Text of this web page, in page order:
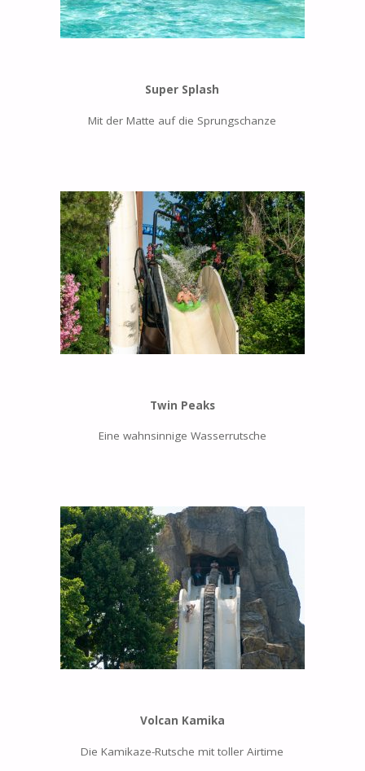
Super Splash
Mit der Matte auf die Sprungschanze
Twin Peaks
Eine wahnsinnige Wasserrutsche
Volcan Kamika
Die Kamikaze-Rutsche mit toller Airtime